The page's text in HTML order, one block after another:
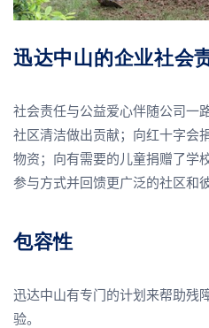
迅达中山的企业社会
社会责任与公益爱心伴随公司一
社区清洁做出贡献；向红十字会
物资；向有需要的儿童捐赠了学
参与方式并回馈更广泛的社区和
包容性
迅达中山有专门的计划来帮助残
验。